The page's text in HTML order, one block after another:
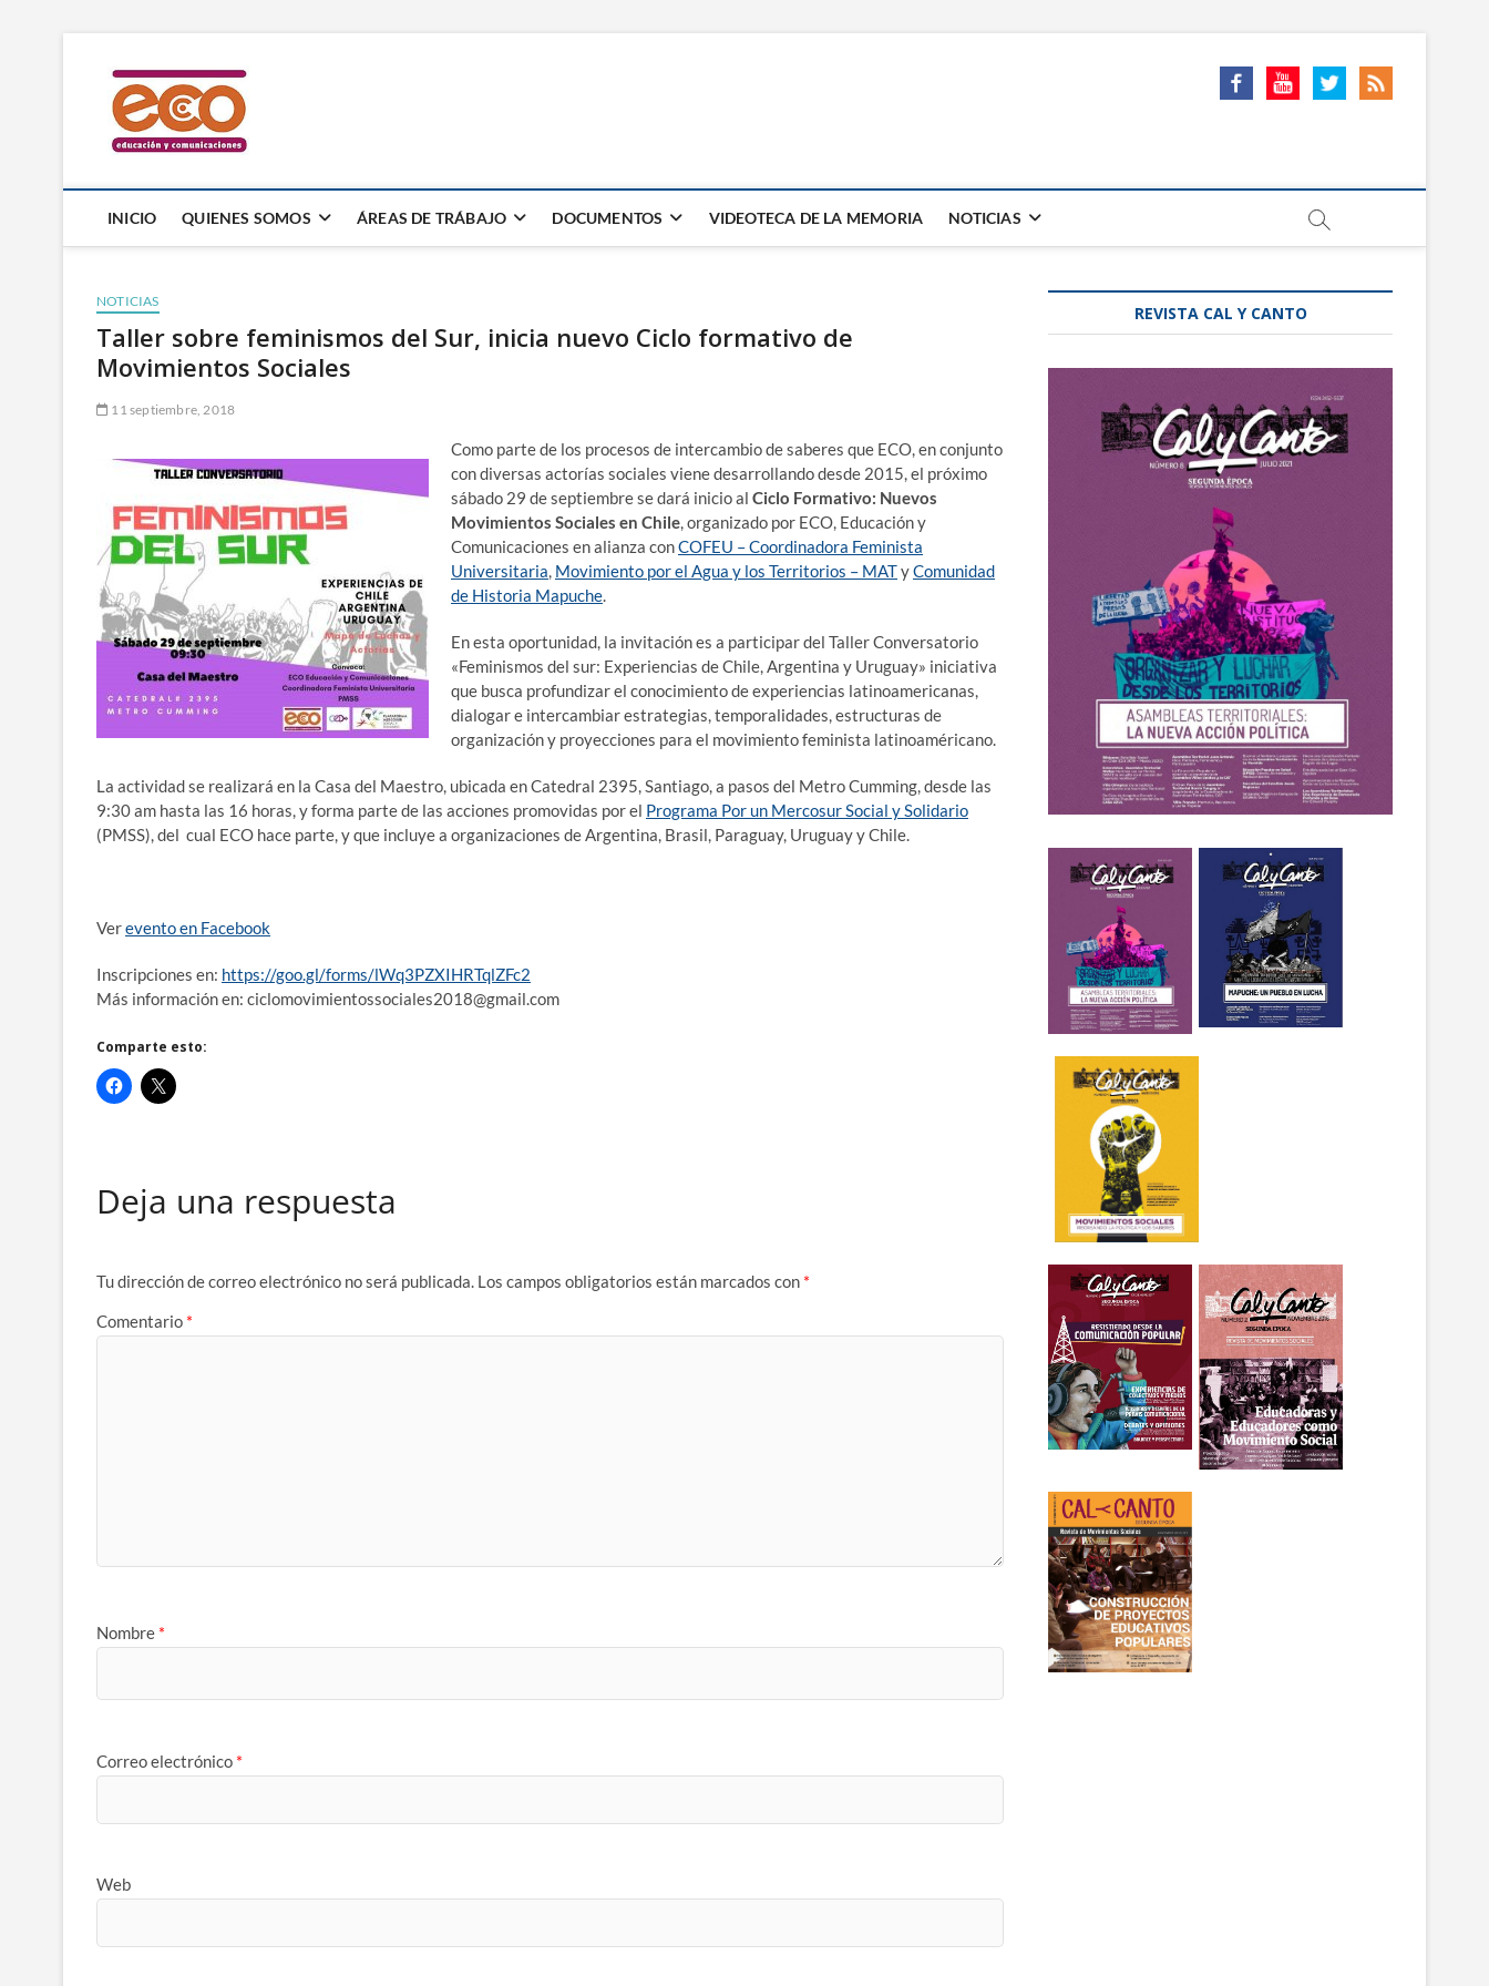
contenido
INICIO QUIENES SOMOS ÁREAS DE TRÁBAJO DOCUMENTOS VIDEOTECA DE LA MEMORIA NOTICIAS
NOTICIAS
Taller sobre feminismos del Sur, inicia nuevo Ciclo formativo de
Movimientos Sociales
11 septiembre, 2018
Como parte de los procesos de intercambio de saberes que ECO, en conjunto
con diversas actorías sociales viene desarrollando desde 2015, el próximo
sábado 29 de septiembre se dará inicio al Ciclo Formativo: Nuevos
Movimientos Sociales en Chile, organizado por ECO, Educación y
Comunicaciones en alianza conCOFEU – Coordinadora Feminista
Universitaria, Movimiento por el Agua y los Territorios – MATyComunidad
de Historia Mapuche.
En esta oportunidad, la invitación es a participar del Taller Conversatorio
«Feminismos del sur: Experiencias de Chile, Argentina y Uruguay» iniciativa
que busca profundizar el conocimiento de experiencias latinoamericanas,
dialogar e intercambiar estrategias, temporalidades, estructuras de
organización y proyecciones para el movimiento feminista latinoaméricano.
La actividad se realizará en la Casa del Maestro, ubicada en Catedral 2395, Santiago, a pasos del Metro Cumming, desde las
9:30 am hasta las 16 horas, y forma parte de las acciones promovidas por el Programa Por un Mercosur Social y Solidario
(PMSS), del cual ECO hace parte, y que incluye a organizaciones de Argentina, Brasil, Paraguay, Uruguay y Chile.
Verevento en Facebook
Inscripciones en: https://goo.gl/forms/lWq3PZXIHRTqlZFc2
Más información en: ciclomovimientossociales2018@gmail.com
Comparte esto:
Deja una respuesta
Tu dirección de correo electrónico no será publicada. Los campos obligatorios están marcados con *
Comentario *
Nombre *
Correo electrónico *
Web
REVISTA CAL Y CANTO